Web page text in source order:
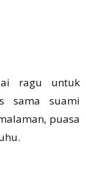
ragu untuk
sama suami
puasa